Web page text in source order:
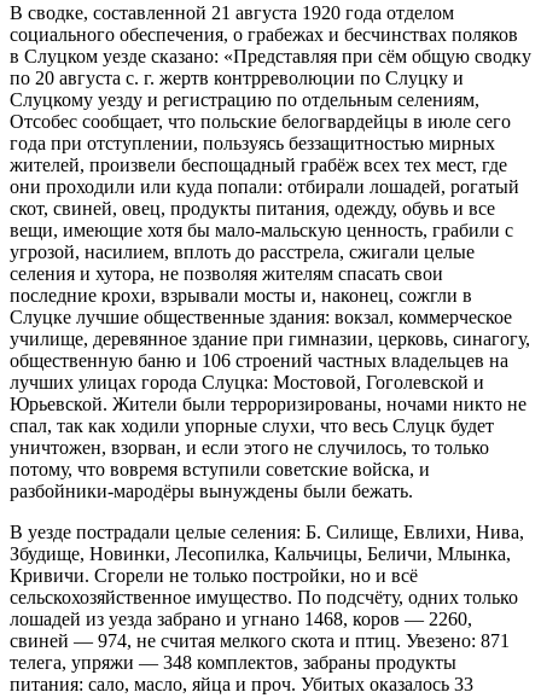
В сводке, составленной 21 августа 1920 года отделом
социального обеспечения, о грабежах и бесчинствах поляков
в Слуцком уезде сказано: «Представляя при сём общую сводку
по 20 августа с. г. жертв контрреволюции по Слуцку и
Слуцкому уезду и регистрацию по отдельным селениям,
Отсобес сообщает, что польские белогвардейцы в июле сего
года при отступлении, пользуясь беззащитностью мирных
жителей, произвели беспощадный грабёж всех тех мест, где
они проходили или куда попали: отбирали лошадей, рогатый
скот, свиней, овец, продукты питания, одежду, обувь и все
вещи, имеющие хотя бы мало-мальскую ценность, грабили с
угрозой, насилием, вплоть до расстрела, сжигали целые
селения и хутора, не позволяя жителям спасать свои
последние крохи, взрывали мосты и, наконец, сожгли в
Слуцке лучшие общественные здания: вокзал, коммерческое
училище, деревянное здание при гимназии, церковь, синагогу,
общественную баню и 106 строений частных владельцев на
лучших улицах города Слуцка: Мостовой, Гоголевской и
Юрьевской. Жители были терроризированы, ночами никто не
спал, так как ходили упорные слухи, что весь Слуцк будет
уничтожен, взорван, и если этого не случилось, то только
потому, что вовремя вступили советские войска, и
разбойники-мародёры вынуждены были бежать.
В уезде пострадали целые селения: Б. Силище, Евлихи, Нива,
Збудище, Новинки, Лесопилка, Кальчицы, Беличи, Млынка,
Кривичи. Сгорели не только постройки, но и всё
сельскохозяйственное имущество. По подсчёту, одних только
лошадей из уезда забрано и угнано 1468, коров — 2260,
свиней — 974, не считая мелкого скота и птиц. Увезено: 871
телега, упряжи — 348 комплектов, забраны продукты
питания: сало, масло, яйца и проч. Убитых оказалось 33